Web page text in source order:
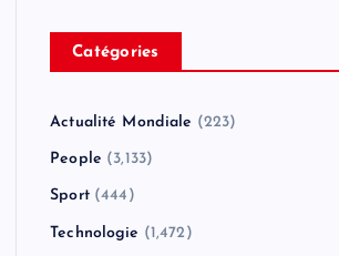
Catégories
Actualité Mondiale (223)
People (3,133)
Sport(444)
Technologie (1,472)